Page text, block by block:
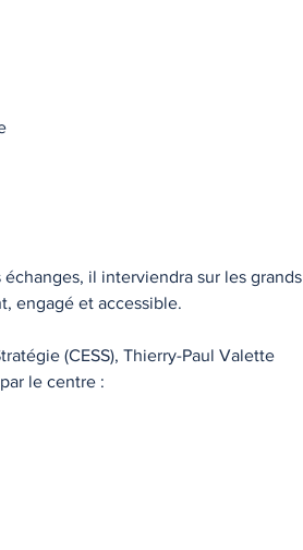
il interviendra sur les grands
engagé et accessible.
(CESS), Thierry-Paul Valette
le centre :